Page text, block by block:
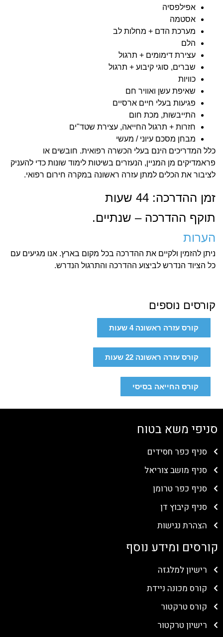
אפילפסיה
אסטמה
מערכת הדם + מחלות לב
הלם
עצירת דימומים + תרגול
שברים, סוגי קיבוע + תרגול
כוויות
שאיפת עשן ואוויר חם
פגיעות בעלי חיים ארסיים
התייבשות, מכת חום
חזרות + תרגול החייאה, עצירת שטד"ים
מבחן מסכם עיוני / מעשי
כלל המדריכים הינם בעלי הכשרה רפואית. חובשים או
פראמדיקים מן המניין, הנעזרים בשיטות לימוד שונות כדי להעניק
לציבור את הכלים למתן עזרה ראשונה במקרה חירום רפואי.
זמן ההדרכה: 44 שעות
תוקף ההדרכה – שנתיים.
הערות
ניתן להזמין ולקיים את ההדרכה בכל מקום בארץ. אנו מגיעים עם
כל הציוד הנדרש לביצוע ההדרכה והתרגול הנדרש.
קורסים נוספים
קורס עזרה ראשונה 4 שעות
קורס עזרה ראשונה 22 שעות
קורס החייאה בסיסי
סניפי משא בטוח
סניף כפר חסידים
סניף מושב צוריאל
סניף כפר טרומן
סניף קיבוץ דן
הצהרת נגישות
קורסים ומידע נוסף
רישיון למלגזה
קורס מכונה ניידת
קורס טרקטור
רישיון טרקטור